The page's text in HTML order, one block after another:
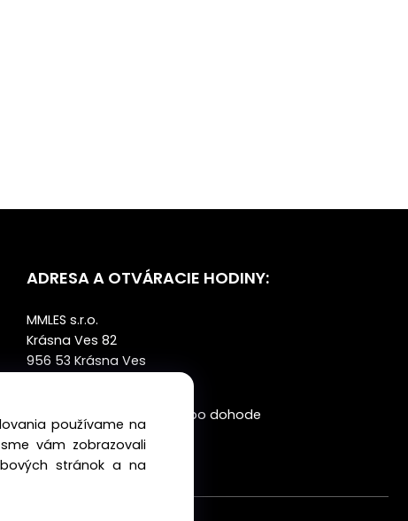
ADRESA A OTVÁRACIE HODINY:
MMLES s.r.o.
Krásna Ves 82
956 53 Krásna Ves
SO: zatvorené výdaj po dohode
NE: zatvorené
používame na
vám zobrazovali
stránok a na